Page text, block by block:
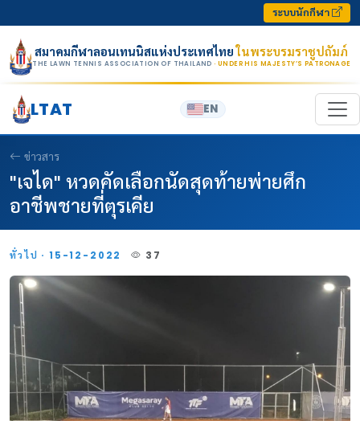
ระบบนักกีฬา
สมาคมกีฬาลอนเทนนิสแห่งประเทศไทยในพระบรมราชูปถัมภ์
THE LAWN TENNIS ASSOCIATION OF THAILAND · UNDER HIS MAJESTY’S PATRONAGE
LTAT EN
ข่าวสาร
"เจได" หวดคัดเลือกนัดสุดท้ายพ่ายศึก
อาชีพชายที่ตุรเคีย
ทั่วไป · 15-12-2022 37